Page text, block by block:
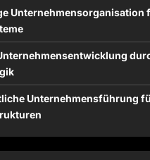
Unternehmensorganisation
Unternehmensführung